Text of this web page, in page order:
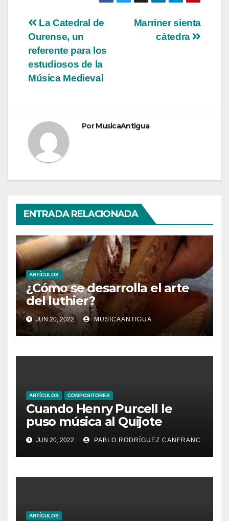
Navegación
de
entradas
Marriner sienta
cátedra
La Catedral de
Ourense, un
referente para los
estudiosos de la
Música Medieval
PorMusicaAntigua
ENTRADA RELACIONADA
ARTÍCULOS
¿Cómo se desarrolla el arte
del luthier?
JUN 20, 2022 MUSICAANTIGUA
ARTÍCULOS COMPOSITORES
Cuando Henry Purcell le
puso música al Quijote
JUN 20, 2022 PABLO RODRÍGUEZ CANFRANC
ARTÍCULOS